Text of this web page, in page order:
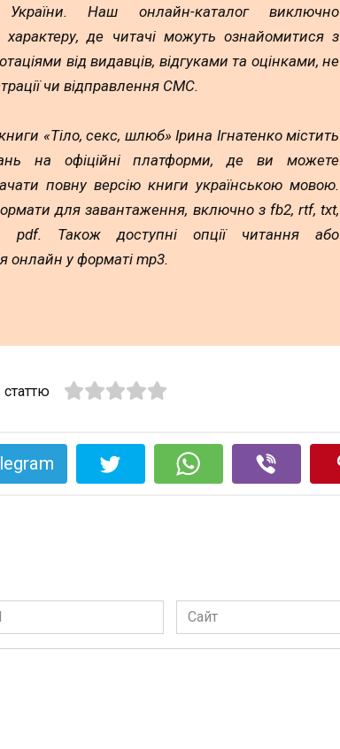
України. Наш онлайн-каталог виключно
характеру, де читачі можуть ознайомитися з
від видавців, відгуками та оцінками, не
чи відправлення СМС.
«Тіло, секс, шлюб» Ірина Ігнатенко містить
на офіційні платформи, де ви можете
повну версію книги українською мовою.
для завантаження, включно з fb2, rtf, txt,
pdf. Також доступні опції читання або
онлайн у форматі mp3.
статтю
Сайт